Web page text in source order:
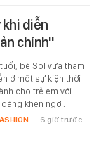
khi diễn
chính"
bé Sol vừa tham
ở một sự kiện thời
cho trẻ em với
khen ngợi.
- 6 giờ trước